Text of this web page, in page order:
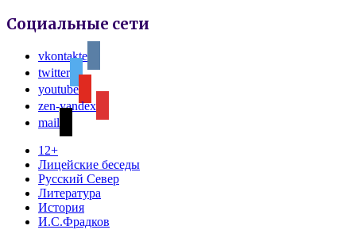
Социальные сети
vkontakte
twitter
youtube
zen-yandex
mail
12+
Лицейские беседы
Русский Север
Литература
История
И.С.Фрадков